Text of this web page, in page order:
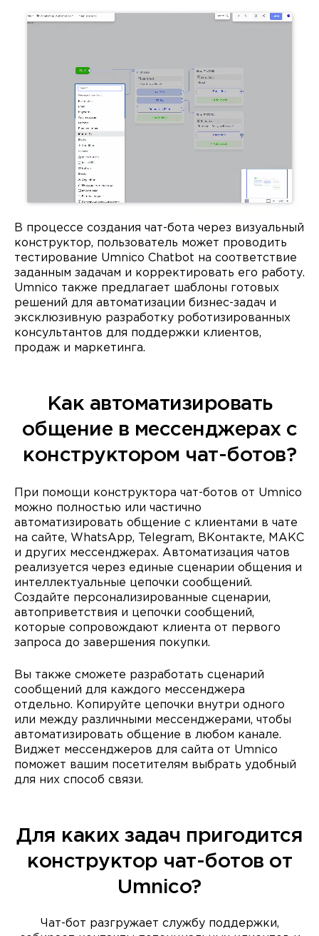
В процессе создания чат-бота через визуальный
конструктор, пользователь может проводить
тестирование Umnico Chatbot на соответствие
заданным задачам и корректировать его работу.
Umnico также предлагает шаблоны готовых
решений для автоматизации бизнес-задач и
эксклюзивную разработку роботизированных
консультантов для поддержки клиентов,
продаж и маркетинга.
Как автоматизировать
общение в мессенджерах с
конструктором чат-ботов?
При помощи конструктора чат-ботов от Umnico
можно полностью или частично
автоматизировать общение с клиентами в чате
на сайте, WhatsApp, Telegram, ВКонтакте, МАКС
и других мессенджерах. Автоматизация чатов
реализуется через единые сценарии общения и
интеллектуальные цепочки сообщений.
Создайте персонализированные сценарии,
автоприветствия и цепочки сообщений,
которые сопровождают клиента от первого
запроса до завершения покупки.
Вы также сможете разработать сценарий
сообщений для каждого мессенджера
отдельно. Копируйте цепочки внутри одного
или между различными мессенджерами, чтобы
автоматизировать общение в любом канале.
Виджет мессенджеров для сайта от Umnico
поможет вашим посетителям выбрать удобный
для них способ связи.
Для каких задач пригодится
конструктор чат-ботов от
Umnico?
Чат-бот разгружает службу поддержки,